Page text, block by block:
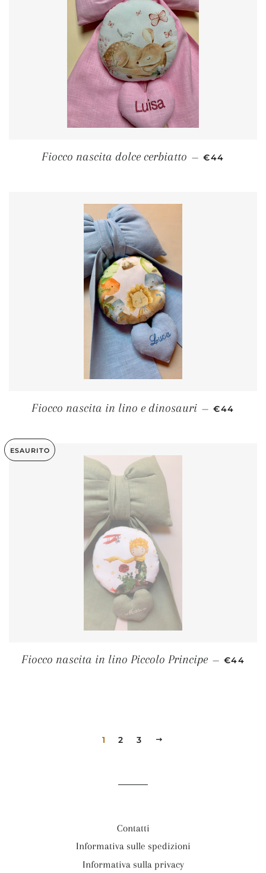
Fiocco nascita dolce cerbiatto — PREZZO DI
€44
Fiocco nascita in lino e dinosauri — PREZZO
€44
ESAURITO
Fiocco nascita in lino Piccolo Principe — €44
1 2 3
Contatti
Informativa sulle spedizioni
Informativa sulla privacy